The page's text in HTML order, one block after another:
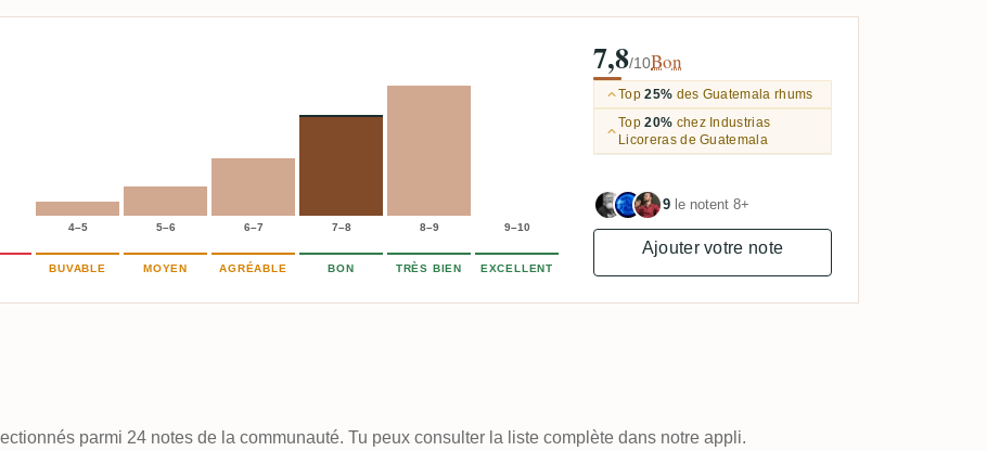
4–5 5–6 6–7 7–8 8–9 9–10
BUVABLE MOYEN AGRÉABLE BON TRÈS BIEN EXCELLENT
7,8/10Bon
Top25% des Guatemala rhums
Top20% chez Industrias
Licoreras de Guatemala
9 le notent 8+
Ajouter votre note
parmi 24 notes de la communauté. Tu peux consulter la liste complète dans notre appli.